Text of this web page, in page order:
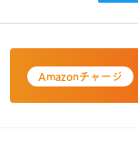
Amazonチャージ